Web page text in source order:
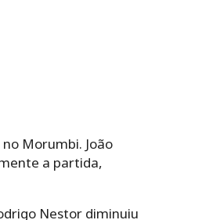
Morumbi. João
a partida,
Nestor diminuiu